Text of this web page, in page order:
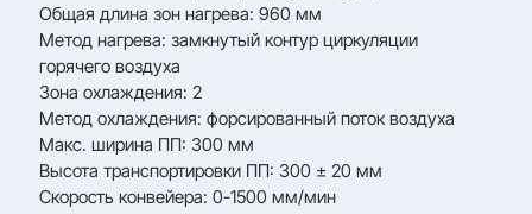
Общая длина зон нагрева: 960 мм
Метод нагрева: замкнутый контур циркуляции
горячего воздуха
Зона охлаждения: 2
Метод охлаждения: форсированный поток воздуха
Mакс. ширина ПП: 300 мм
Высота транспортировки ПП: 300 ± 20 мм
Скорость конвейера: 0-1500 мм/мин